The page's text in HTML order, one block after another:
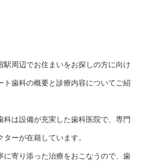
駅周辺でお住まいをお探しの方に向け
ト歯科の概要と診療内容についてご紹
科は設備が充実した歯科医院で、専門
ーが在籍しています。
に寄り添った治療をおこなうので、歯